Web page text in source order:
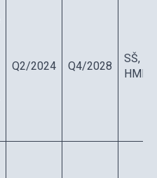
Q2/2024 Q4/2028
SŠ,
HMP